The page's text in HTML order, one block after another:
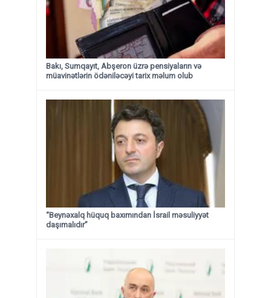
Bakı, Sumqayıt, Abşeron üzrə pensiyaların və
müavinətlərin ödəniləcəyi tarix məlum olub
“Beynəxalq hüquq baxımından İsrail məsuliyyət
daşımalıdır”